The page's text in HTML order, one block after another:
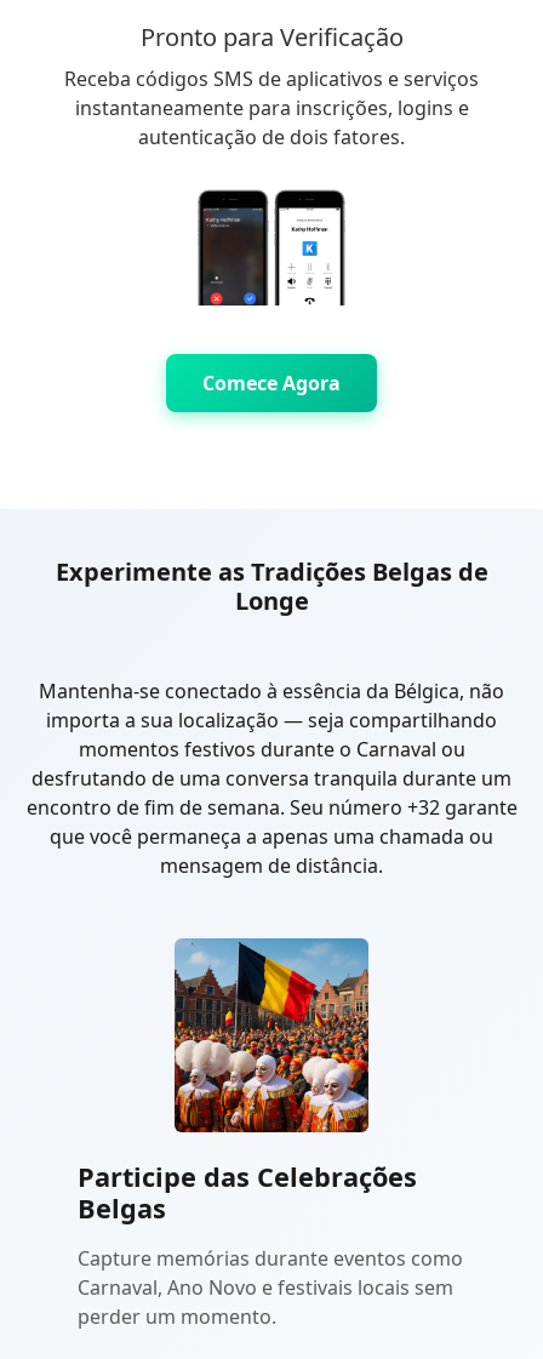
Pronto para Verificação
Receba códigos SMS de aplicativos e serviços
instantaneamente para inscrições, logins e
autenticação de dois fatores.
Comece Agora
Experimente as Tradições Belgas de
Longe
Mantenha-se conectado à essência da Bélgica, não
importa a sua localização — seja compartilhando
momentos festivos durante o Carnaval ou
desfrutando de uma conversa tranquila durante um
encontro de fim de semana. Seu número +32 garante
que você permaneça a apenas uma chamada ou
mensagem de distância.
Participe das Celebrações
Belgas
Capture memórias durante eventos como
Carnaval, Ano Novo e festivais locais sem
perder um momento.